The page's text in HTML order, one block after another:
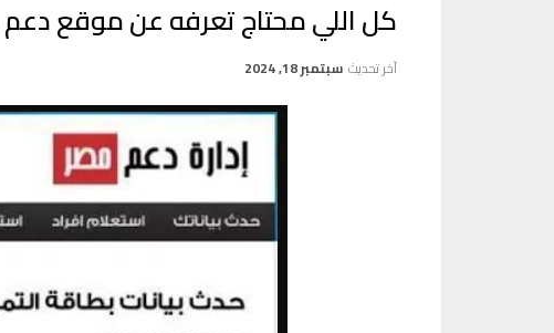
كل اللي محتاج تعرفه عن موقع
آخر تحديث سبتمبر 18, 2024